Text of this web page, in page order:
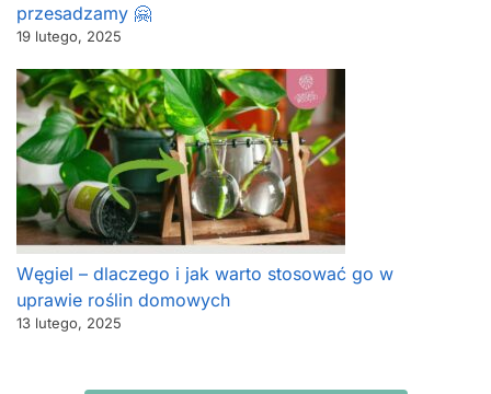
przesadzamy 🤗
19 lutego, 2025
Węgiel – dlaczego i jak warto stosować go w
uprawie roślin domowych
13 lutego, 2025